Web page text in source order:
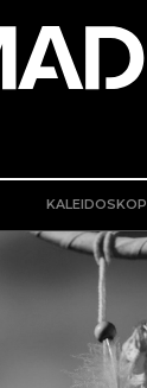
KALEIDOSKOP